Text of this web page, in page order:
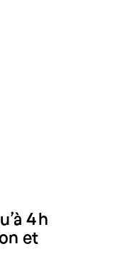
4 h
et